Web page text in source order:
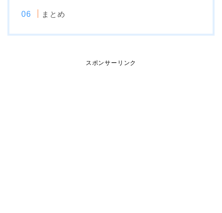
まとめ
スポンサーリンク